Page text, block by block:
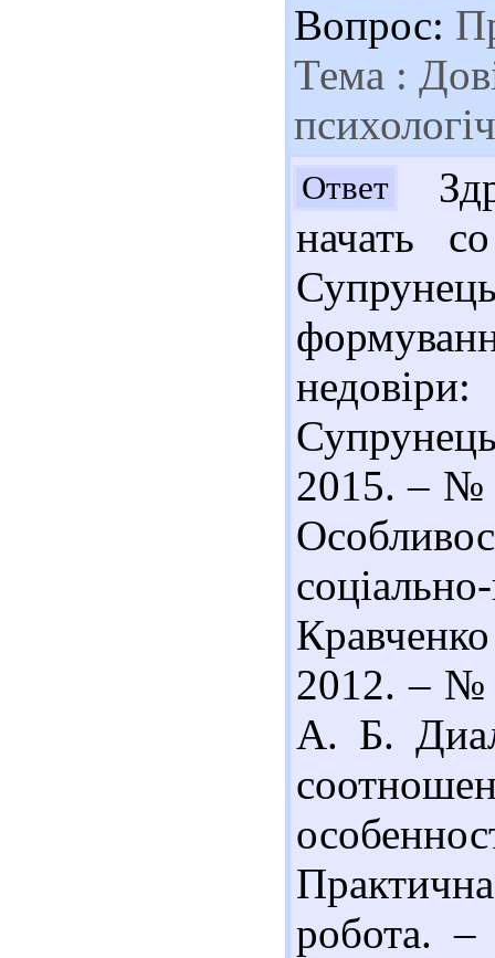
Вопрос:
Тема :
Ответ
начать
2015. – №
2012. – №
А. Б.
робота.